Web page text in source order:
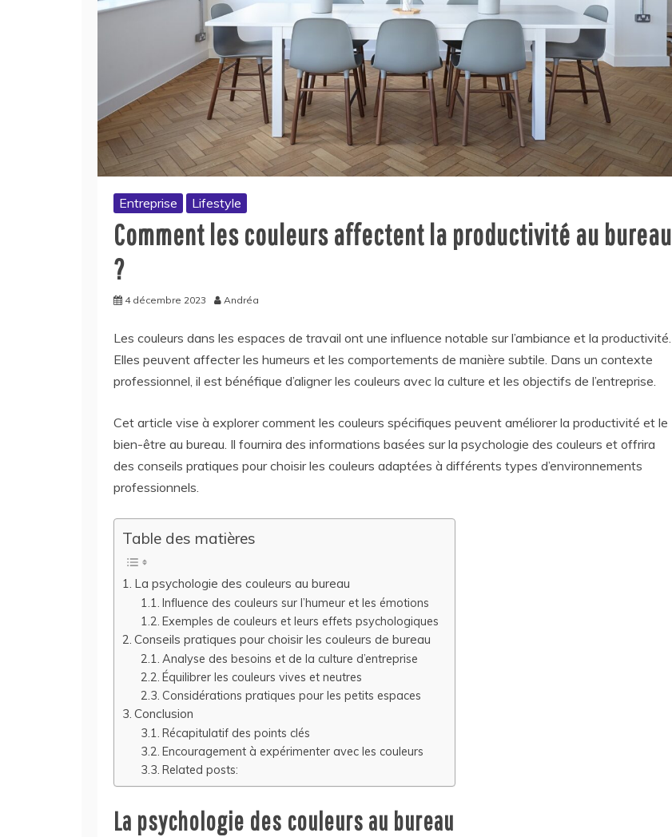
Entreprise Lifestyle
Comment les couleurs affectent la productivité au bureau
?
4 décembre 2023 Andréa
Les couleurs dans les espaces de travail ont une influence notable sur l’ambiance et la productivité.
Elles peuvent affecter les humeurs et les comportements de manière subtile. Dans un contexte
professionnel, il est bénéfique d’aligner les couleurs avec la culture et les objectifs de l’entreprise.
Cet article vise à explorer comment les couleurs spécifiques peuvent améliorer la productivité et le
bien-être au bureau. Il fournira des informations basées sur la psychologie des couleurs et offrira
des conseils pratiques pour choisir les couleurs adaptées à différents types d’environnements
professionnels.
Table des matières
La psychologie des couleurs au bureau
Influence des couleurs sur l’humeur et les émotions
Exemples de couleurs et leurs effets psychologiques
Conseils pratiques pour choisir les couleurs de bureau
Analyse des besoins et de la culture d’entreprise
Équilibrer les couleurs vives et neutres
Considérations pratiques pour les petits espaces
Conclusion
Récapitulatif des points clés
Encouragement à expérimenter avec les couleurs
Related posts:
La psychologie des couleurs au bureau